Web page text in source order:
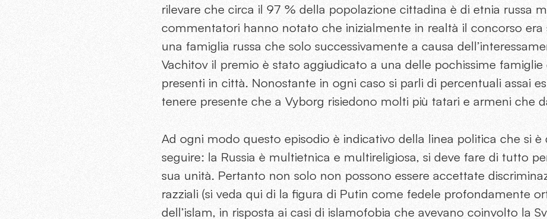
rilevare che circa il 97 % della popolazione cittadina è di etnia russa
commentatori hanno notato che inizialmente in realtà il concorso era
una famiglia russa che solo successivamente a causa
Vachitov il premio è stato aggiudicato a una delle pochissime famiglie
presenti in città. Nonostante in ogni caso si parli di percentuali assai
tenere presente che a Vyborg risiedono molti più tatari e armeni che
Ad ogni modo questo episodio è indicativo della linea politica che si è
seguire: la Russia è multietnica e multireligiosa, si deve fare di tutto
sua unità. Pertanto non solo non possono essere accettate
razziali (si veda qui di la figura di Putin come fedele profondamente
dell’islam, in risposta ai casi di islamofobia che avevano coinvolto la